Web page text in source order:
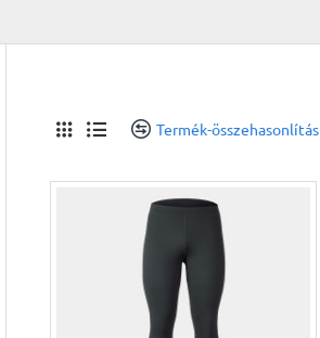
Termék-összehasonlítás